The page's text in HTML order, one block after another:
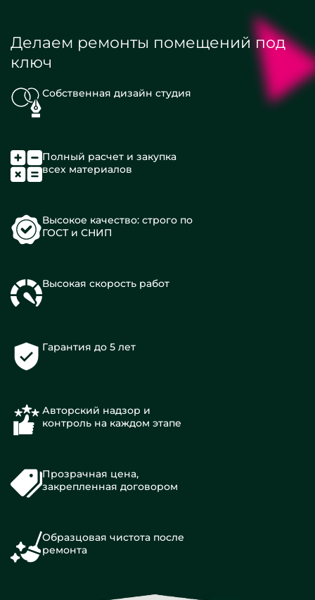
Делаем ремонты помещений под
ключ
Собственная дизайн студия
Полный расчет и закупка
всех материалов
Высокое качество: строго по
ГОСТ и СНИП
Высокая скорость работ
Гарантия до 5 лет
Авторский надзор и
контроль на каждом этапе
Прозрачная цена,
закрепленная договором
Образцовая чистота после
ремонта